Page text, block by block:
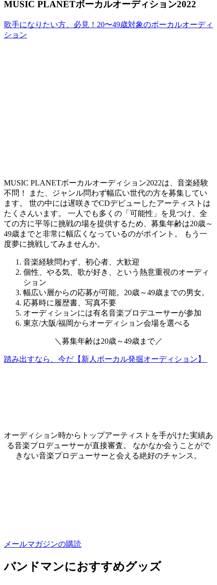
MUSIC PLANETボーカルオーディション2022
歌手になりたい方、必見！20〜49歳対象のボーカルオーディ
ション
MUSIC PLANETボーカルオーディション2022は、音楽経験
不問！ また、ジャンル問わず幅広い世代の方を募集してい
ます。 世の中には遅咲きでCDデビューしたアーティストは
たくさんいます。 一人でも多くの「可能性」を見つけ、全
ての方に平等に挑戦の場を提供するため、募集年齢は20歳～
49歳までと非常に幅広くなっているのがポイント。
もう一
度夢に挑戦してみませんか。
音楽経験問わず、初心者、大歓迎
個性、やる気、歌が好き、という熱意重視のオーディ
ション
幅広い層からの応募が可能。20歳～49歳までの男女。
応募時に履歴書、写真不要
オーディションには有名音楽プロデユーサーが参加
東京/大阪/福岡からオーディション会場を選べる
＼ 募集年齢は20歳～49歳まで／
踏み出すなら、今だ【新人ボーカル発掘オーディション】
オーディション時からトップアーティストを手がけた実績あ
る音楽プロデューサーが直接審査。 なかなか会うことがで
きない音楽プロデューサーと会える絶好のチャンス。
メールマガジンの購読
バンドマンにおすすめグッズ